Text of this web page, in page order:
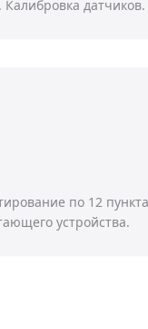
датчиков.
по 12
устройства.